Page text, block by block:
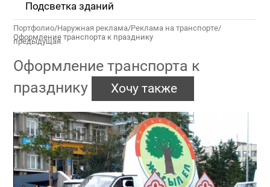
Подсветка зданий
Портфолио/Наружная реклама/Реклама на транспорте/
Оформление транспорта к празднику
Оформление транспорта к
празднику
Хочу также
предыдущая